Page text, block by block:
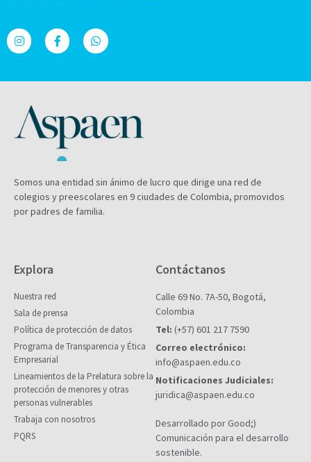
Somos una entidad sin ánimo de lucro que dirige una red de
colegios y preescolares en 9 ciudades de Colombia, promovidos
por padres de familia.
Explora
Nuestra red
Sala de prensa
Política de protección de datos
Programa de Transparencia y Ética
Empresarial
Lineamientos de la Prelatura sobre la
protección de menores y otras
personas vulnerables
Trabaja con nosotros
PQRS
Contáctanos
Calle 69 No. 7A-50, Bogotá,
Colombia
Tel: (+57) 601 217 7590
Correo electrónico:
info@aspaen.edu.co
Notificaciones Judiciales:
juridica@aspaen.edu.co
Desarrollado por Good;)
Comunicación para el desarrollo
sostenible.